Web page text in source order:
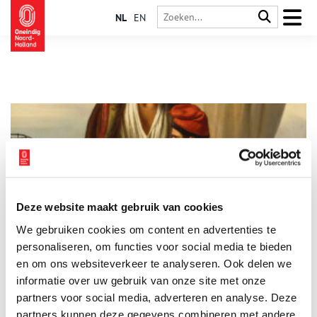
Deze website maakt gebruik van cookies
We gebruiken cookies om content en advertenties te
personaliseren, om functies voor social media te bieden
en om ons websiteverkeer te analyseren. Ook delen we
informatie over uw gebruik van onze site met onze
partners voor social media, adverteren en analyse. Deze
partners kunnen deze gegevens combineren met andere
NL EN
Tegenwoordig kijken we niet op of om als iemand een
getatoeëerd plaatje op zijn arm heeft staan. De objectkeuze
van de tattoo verraad echter wel iemands persoonlijke smaak
en afkomst. Vroeger kon je nog veel meer aflezen aan iemands
´inkt´. Zo lieten zeelieden tatoeages zetten met een
(bij)gelovige betekenis. Ankers, kompassen, vuurtorens en
zwaluwen waren symbolen van geluk, de juiste koers en een